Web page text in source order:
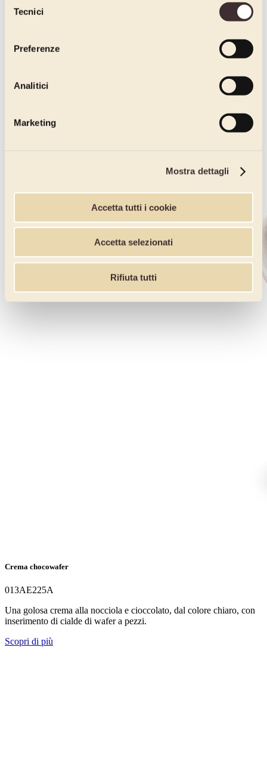
delTecnici
Preferenze
Analitici
Marketing
Mostra dettagli
Accetta tutti i cookie
Accetta selezionati
Rifiuta tutti
Crema chocowafer
013AE225A
Una golosa crema alla nocciola e cioccolato, dal colore chiaro, con
inserimento di cialde di wafer a pezzi.
Scopri di più